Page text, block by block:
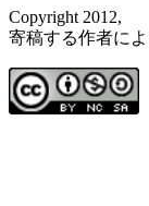
Copyright 2012,
寄稿する作者に